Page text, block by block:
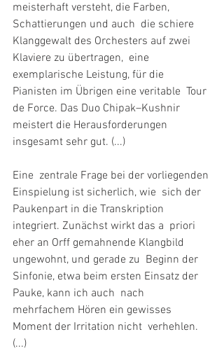
meisterhaft versteht, die Farben,
Schattierungen und auch  die schiere
Klanggewalt des Orchesters auf zwei
Klaviere zu übertragen,  eine
exemplarische Leistung, für die
Pianisten im Übrigen eine veritable  Tour
de Force. Das Duo Chipak–Kushnir
meistert die Herausforderungen
insgesamt sehr gut. (...)
Eine  zentrale Frage bei der vorliegenden
Einspielung ist sicherlich, wie  sich der
Paukenpart in die Transkription
integriert. Zunächst wirkt das a  priori
eher an Orff gemahnende Klangbild
ungewohnt, und gerade zu  Beginn der
Sinfonie, etwa beim ersten Einsatz der
Pauke, kann ich auch  nach
mehrfachem Hören ein gewisses
Moment der Irritation nicht  verhehlen.
(...)